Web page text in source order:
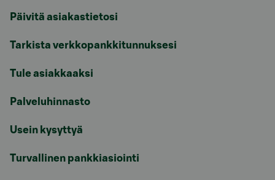
Päivitä asiakastietosi
Tarkista verkkopankkitunnuksesi
Tule asiakkaaksi
Palveluhinnasto
Usein kysyttyä
Turvallinen pankkiasiointi